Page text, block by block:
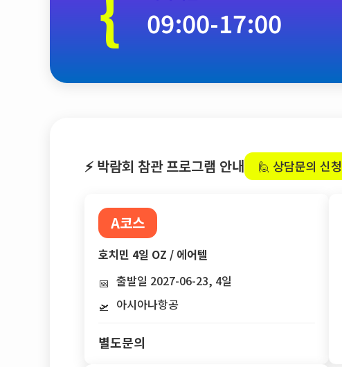
09:00-17:00
⚡ 박람회 참관 프로그램 안내 🙋 상담문의 신청
A코스
호치민 4일 OZ / 에어텔
📅 출발일 2027-06-23, 4일
🛫 아시아나항공
별도문의